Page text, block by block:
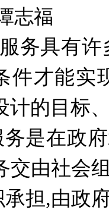
谭志福
务具有
件才能实
计的目标
是在政
交由社会
担,由政